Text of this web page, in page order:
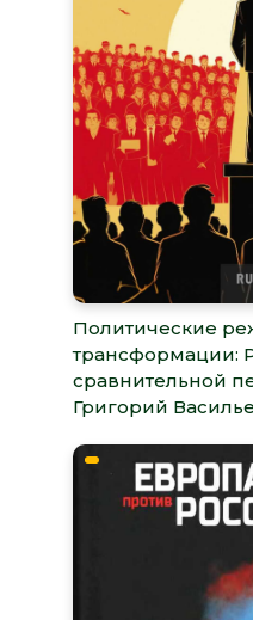
Политические
трансформации:
сравнительной
Григорий